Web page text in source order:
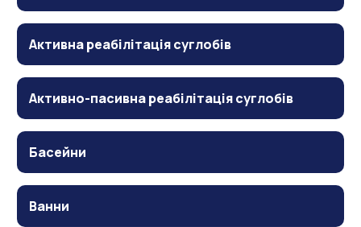
Активна реабілітація суглобів
Активно-пасивна реабілітація суглобів
Басейни
Ванни